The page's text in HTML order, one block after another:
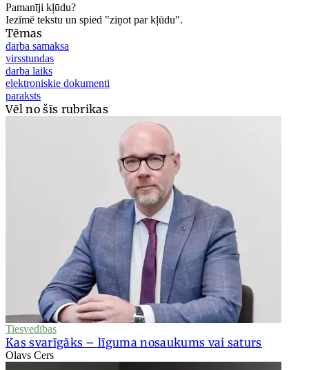
Pamanīji kļūdu?
Iezīmē tekstu un spied "ziņot par kļūdu".
Tēmas
darba samaksa
virsstundas
darba laiks
elektroniskie dokumenti
paraksts
Vēl no šīs rubrikas
Tiesvedības
Kas svarīgāks – līguma nosaukums vai saturs
Olavs Cers